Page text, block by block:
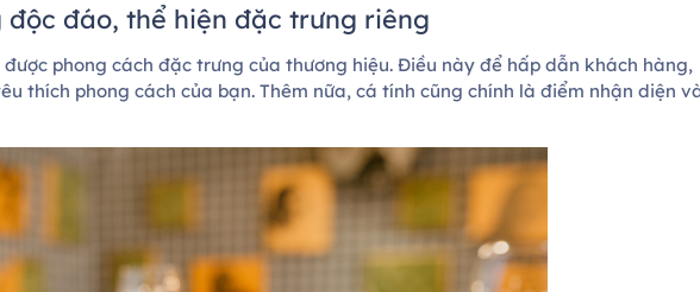
độc đáo, thể hiện đặc trưng riêng
phong cách đặc trưng của thương hiệu. Điều này để hấp dẫn khách hàng,
thích phong cách của bạn. Thêm nữa, cá tính cũng chính là điểm nhận diện